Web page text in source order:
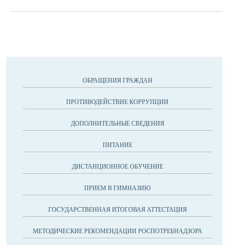
ОБРАЩЕНИЯ ГРАЖДАН
ПРОТИВОДЕЙСТВИЕ КОРРУПЦИИ
ДОПОЛНИТЕЛЬНЫЕ СВЕДЕНИЯ
ПИТАНИЕ
ДИСТАНЦИОННОЕ ОБУЧЕНИЕ
ПРИЕМ В ГИМНАЗИЮ
ГОСУДАРСТВЕННАЯ ИТОГОВАЯ АТТЕСТАЦИЯ
МЕТОДИЧЕСКИЕ РЕКОМЕНДАЦИИ РОСПОТРЕБНАДЗОРА